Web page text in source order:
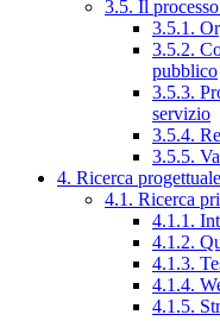
3.5. Il
3.5.1.
3.5.2.
pubblico
3.5.3.
servizio
3.5.4.
3.5.5.
4. Ricerca progettuale
4.1. Ricerca
4.1.1.
4.1.2.
4.1.3.
4.1.4.
4.1.5.